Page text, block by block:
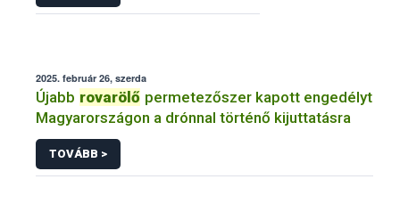
2025. február 26, szerda
Újabb rovarölő permetezőszer kapott engedélyt
Magyarországon a drónnal történő kijuttatásra
TOVÁBB >